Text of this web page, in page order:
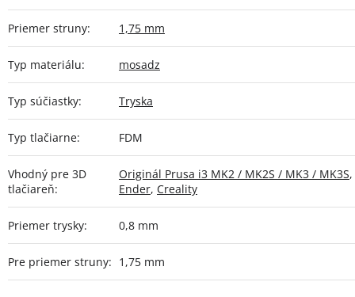
Priemer struny: 1,75 mm
Typ materiálu: mosadz
Typ súčiastky: Tryska
Typ tlačiarne: FDM
Vhodný pre 3D
tlačiareň:
Originál Prusa i3 MK2 / MK2S / MK3 / MK3S,
Ender, Creality
Priemer trysky: 0,8 mm
Pre priemer struny: 1,75 mm